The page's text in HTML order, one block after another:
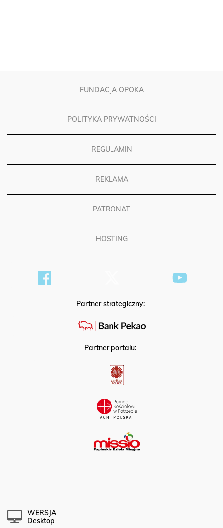
FUNDACJA OPOKA
POLITYKA PRYWATNOŚCI
REGULAMIN
REKLAMA
PATRONAT
HOSTING
Partner strategiczny:
Partner portalu:
WERSJA
Desktop